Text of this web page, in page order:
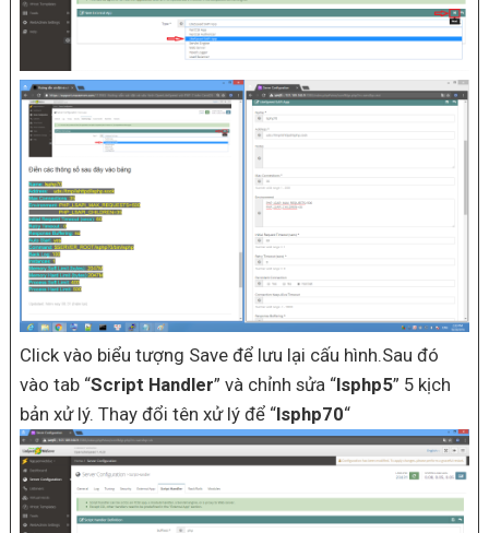
Click vào biểu tượng Save để lưu lại cấu hình.Sau đó
vào tab “Script Handler” và chỉnh sửa “lsphp5” 5 kịch
bản xử lý. Thay đổi tên xử lý để “lsphp70“